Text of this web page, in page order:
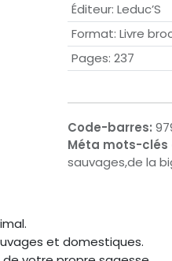
Éditeur: Leduc’S
Format: Livre
Pages: 237
Code-barres:
Méta mots-clés
sauvages,de la
et domestiques.